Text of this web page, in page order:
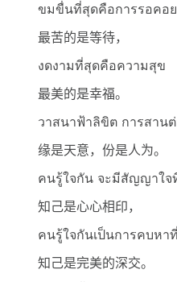
ขมขื่นที่สุดคือการรอคอย
最苦的是等待，
งดงามที่สุดคือความสุข
最美的是幸福。
วาสนาฟ้าลิขิต การสานต่
缘是天意，份是人为。
คนรู้ใจกัน จะมีสัญญาใจ
知己是心心相印，
คนรู้ใจกันเป็นการคบหาที่
知己是完美的深交。